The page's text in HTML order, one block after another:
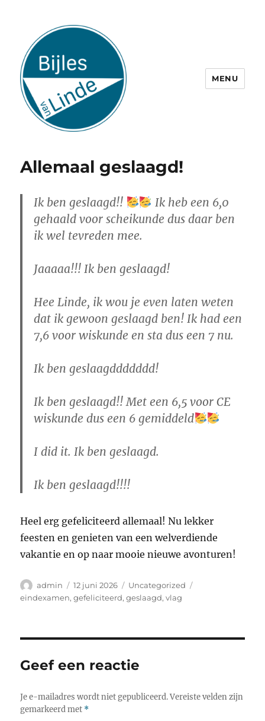
MENU
Allemaal geslaagd!
Ik ben geslaagd!!
Ik heb een 6,0
gehaald voor scheikunde dus daar ben
ik wel tevreden mee.
Jaaaaa!!! Ik ben geslaagd!
Hee Linde, ik wou je even laten weten
dat ik gewoon geslaagd ben! Ik had een
7,6 voor wiskunde en sta dus een 7 nu.
Ik ben geslaagddddddd!
Ik ben geslaagd!! Met een 6,5 voor CE
wiskunde dus een 6 gemiddeld
I did it. Ik ben geslaagd.
Ik ben geslaagd!!!!
Heel erg gefeliciteerd allemaal! Nu lekker
feesten en genieten van een welverdiende
vakantie en op naar mooie nieuwe avonturen!
Auteur
admin
Geplaatst
op
12 juni 2026 Categorieën
Uncategorized
eindexamen,gefeliciteerd,geslaagd,vlag
Geef een reactie
Je e-mailadres wordt niet gepubliceerd. Vereiste velden zijn
gemarkeerd met *